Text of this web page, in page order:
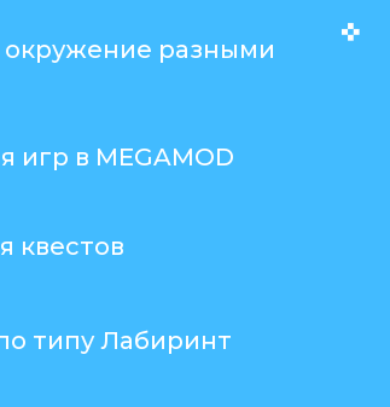
разными
игр в MEGAMOD
квестов
типу Лабиринт